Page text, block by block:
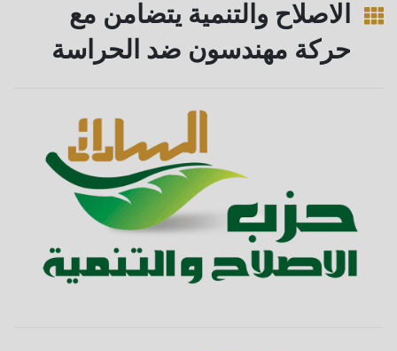
الاصلاح والتنمية يتضامن مع
حركة مهندسون ضد الحراسة